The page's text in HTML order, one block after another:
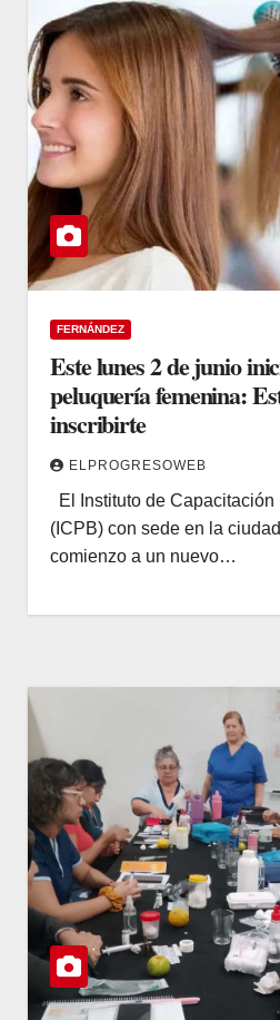
FERNÁNDEZ
Este lunes 2 de junio
peluquería femenina:
inscribirte
ELPROGRESOWEB
El Instituto de
(ICPB) con sede en la
comienzo a un nuevo…